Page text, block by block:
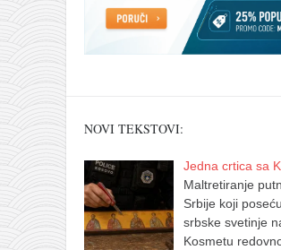
NOVI TEKSTOVI:
Jedna crtica sa
Maltretiranje
Srbije koji
srbske svetinje
Kosmetu